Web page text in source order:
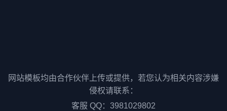
网站模板均由合作伙伴上传或提供，若您认为相关内容涉嫌
侵权请联系：
客服 QQ：3981029802